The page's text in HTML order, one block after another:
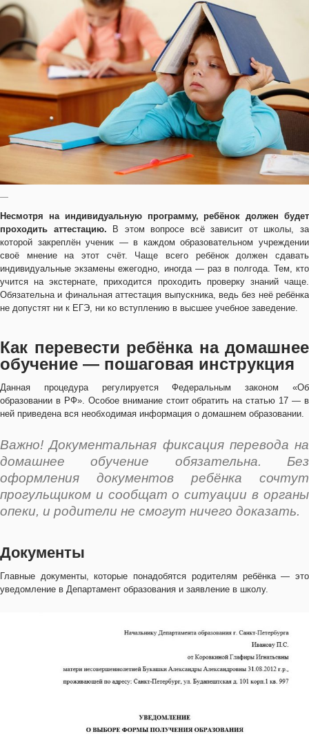
—
Несмотря на индивидуальную программу, ребёнок должен будет
проходить аттестацию. В этом вопросе всё зависит от школы, за
которой закреплён ученик — в каждом образовательном учреждении
своё мнение на этот счёт. Чаще всего ребёнок должен сдавать
индивидуальные экзамены ежегодно, иногда — раз в полгода. Тем, кто
учится на экстернате, приходится проходить проверку знаний чаще.
Обязательна и финальная аттестация выпускника, ведь без неё ребёнка
не допустят ни к ЕГЭ, ни ко вступлению в высшее учебное заведение.
Как перевести ребёнка на домашнее
обучение — пошаговая инструкция
Данная процедура регулируется Федеральным законом «Об
образовании в РФ». Особое внимание стоит обратить на статью 17 — в
ней приведена вся необходимая информация о домашнем образовании.
Важно! Документальная фиксация перевода на
домашнее обучение обязательна. Без
оформления документов ребёнка сочтут
прогульщиком и сообщат о ситуации в органы
опеки, и родители не смогут ничего доказать.
Документы
Главные документы, которые понадобятся родителям ребёнка — это
уведомление в Департамент образования и заявление в школу.